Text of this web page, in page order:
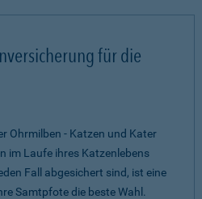
für die
Ohrmilben - Katzen und Kater
im Laufe ihres Katzenlebens
Fall abgesichert sind, ist eine
Samtpfote die beste Wahl.